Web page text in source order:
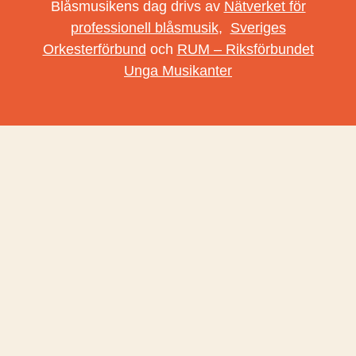
Blåsmusikens dag drivs av Nätverket för
professionell blåsmusik, Sveriges
Orkesterförbund och RUM – Riksförbundet
Unga Musikanter